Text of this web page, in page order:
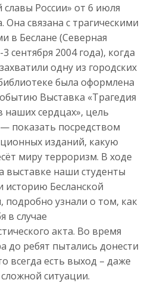
славы России» от 6 июля
Она связана с трагическими
в Беслане (Северная
сентября 2004 года), когда
одну из городских
была оформлена
Выставка «Трагедия
наших сердцах», цель
показать посредством
изданий, какую
миру терроризм. В ходе
выставке наши студенты
историю Бесланской
подробно узнали о том, как
в случае
акта. Во время
до ребят пытались донести
всегда есть выход – даже
ситуации.